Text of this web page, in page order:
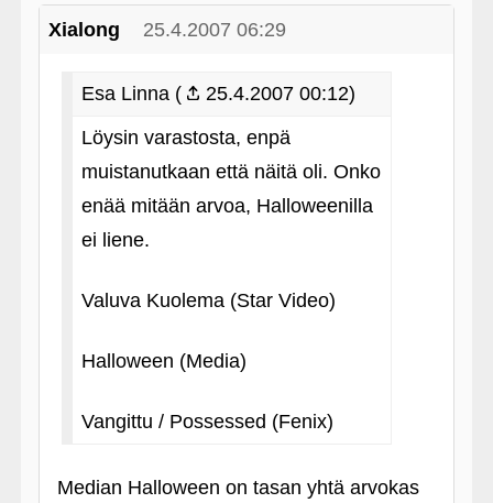
Xialong 25.4.2007 06:29
Esa Linna (
25.4.2007 00:12)
Löysin varastosta, enpä
muistanutkaan että näitä oli. Onko
enää mitään arvoa, Halloweenilla
ei liene.
Valuva Kuolema (Star Video)
Halloween (Media)
Vangittu / Possessed (Fenix)
Median Halloween on tasan yhtä arvokas